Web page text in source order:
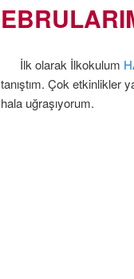
İlk olarak İlkokulum
tanıştım. Çok etkinlikler
hala uğraşıyorum.